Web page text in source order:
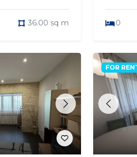
36.00 sq m 0
Next
FOR